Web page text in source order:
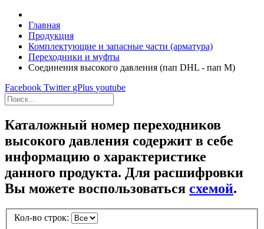
Главная
Продукция
Комплектующие и запасные части (арматура)
Переходники и муфты
Cоединения высокого давления (пап DHL - пап M)
Facebook Twitter gPlus youtube
Каталожный номер переходников
высокого давления содержит в себе
информацию о характеристике
данного продукта. Для расшифровки
Вы можете воспользоваться схемой.
Кол-во строк: